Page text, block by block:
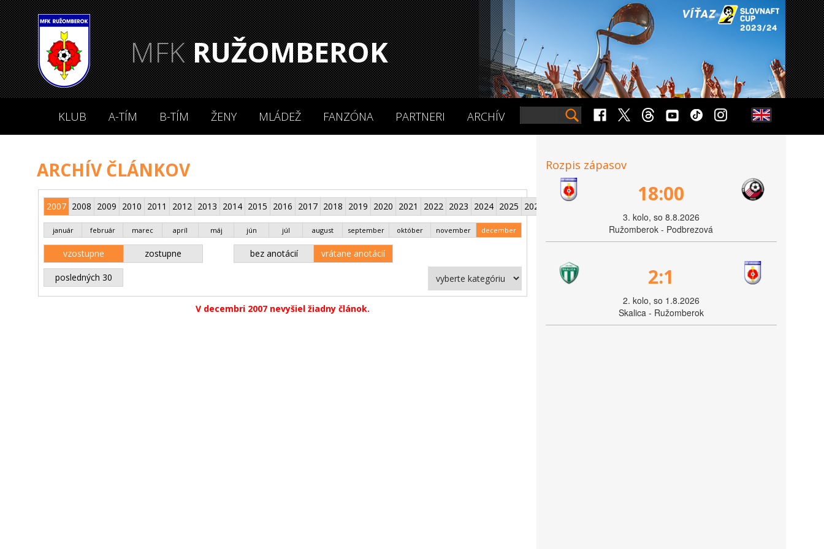
MFKRUŽOMBEROK
KLUB A-TÍM B-TÍM ŽENY MLÁDEŽ FANZÓNA PARTNERI ARCHÍV
ARCHÍV ČLÁNKOV
2007 2008 2009 2010 2011 2012 2013 2014 2015 2016 2017 2018 2019 2020 2021 2022 2023 2024 2025 2026
január február marec apríl máj jún júl august september október november december
vzostupne zostupne bez anotácií vrátane anotácií
posledných 30
V decembri 2007 nevyšiel žiadny článok.
Rozpis zápasov
18:00
3. kolo, so 8.8.2026
Ružomberok - Podbrezová
2:1
2. kolo, so 1.8.2026
Skalica - Ružomberok